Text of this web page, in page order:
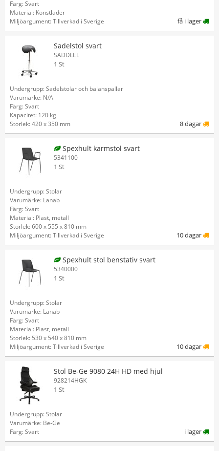
Färg: Svart
Material: Konstläder
Miljöargument: Tillverkad i Sverige
få i lager
Sadelstol svart
SADDLEL
1 St
Undergrupp: Sadelstolar och balanspallar
Varumärke: N/A
Färg: Svart
Kapacitet: 120 kg
Storlek: 420 x 350 mm
8 dagar
Spexhult karmstol svart
5341100
1 St
Undergrupp: Stolar
Varumärke: Lanab
Färg: Svart
Material: Plast, metall
Storlek: 600 x 555 x 810 mm
Miljöargument: Tillverkad i Sverige
10 dagar
Spexhult stol benstativ svart
5340000
1 St
Undergrupp: Stolar
Varumärke: Lanab
Färg: Svart
Material: Plast, metall
Storlek: 530 x 540 x 810 mm
Miljöargument: Tillverkad i Sverige
10 dagar
Stol Be-Ge 9080 24H HD med hjul
928214HGK
1 St
Undergrupp: Stolar
Varumärke: Be-Ge
Färg: Svart
i lager